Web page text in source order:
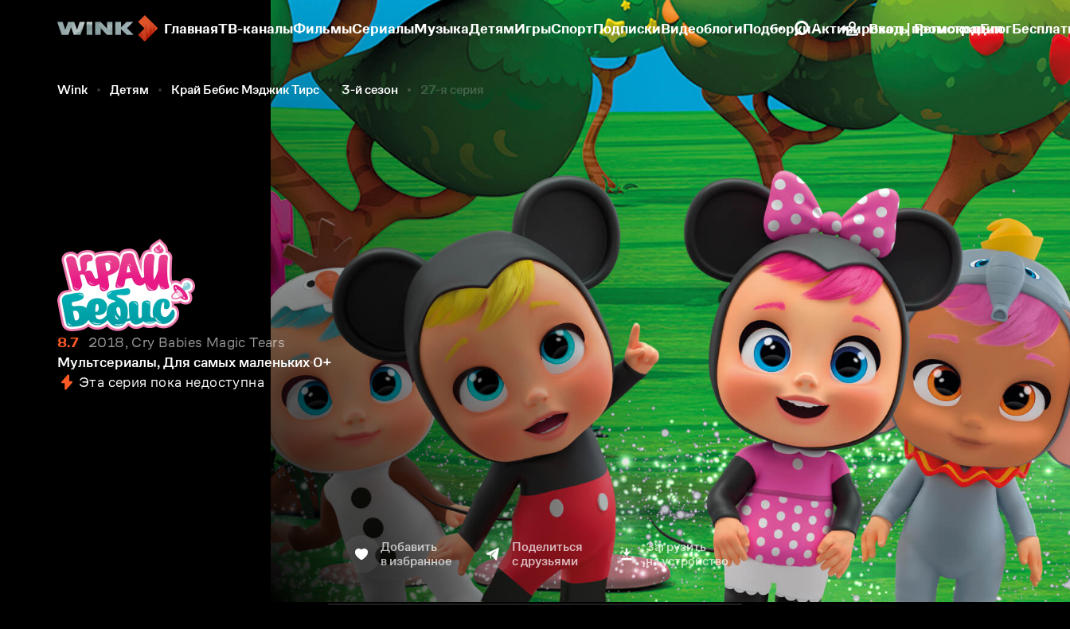
ГлавнаяТВ-каналыФильмыСериалыМузыкаДетямИгрыСпортПодпискиВидеоблогиПодборкиАктивировать промокодБлог
Вход | Регистрация
Wink Детям Край Бебис Мэджик Тирс 3-й сезон 27-я серия
8.7
2018, Cry Babies Magic Tears
Мультсериалы, Для самых маленьких 0+
Эта серия пока недоступна
Добавить
в избранное
Поделиться
с друзьями
Загрузить
на устройство